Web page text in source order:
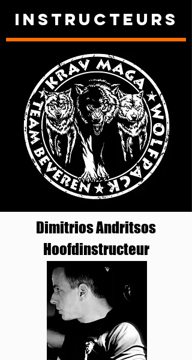
instructeurs
Dimitrios Andritsos
Hoofdinstructeur